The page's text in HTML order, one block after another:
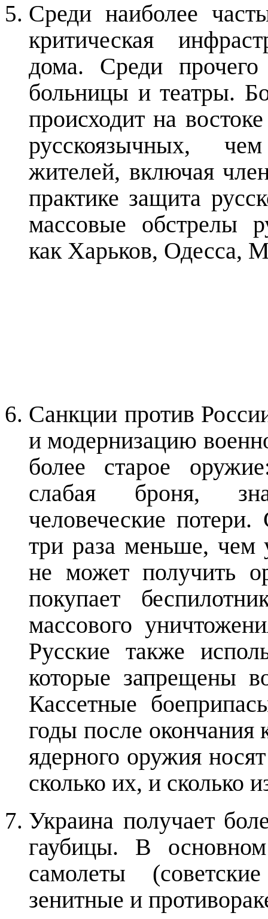
Среди наиболее
критическая
дома. Среди
больницы и театры.
происходит на
русскоязычных,
жителей, включая
практике защита
массовые обстрелы
как Харьков, Одесса,
Санкции против
и модернизацию
более старое
слабая броня,
человеческие
три раза меньше, чем
не может получить
покупает
массового
Русские также
которые запрещены
Кассетные
годы после окончания
ядерного оружия
сколько их, и сколько
Украина получает
гаубицы. В
самолеты
зенитные и